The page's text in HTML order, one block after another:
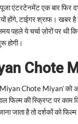
एंटरटेनमेंट एक बार ​फिर
होंगे, टाईगर श्राफ। खबर है
पहले ये चर्चा ज़ोरों पर
होगी।
Chote
Chote Miyan’ को
फिल्म की स्क्रिप्ट पर काम
जाता है तो दर्शकों को